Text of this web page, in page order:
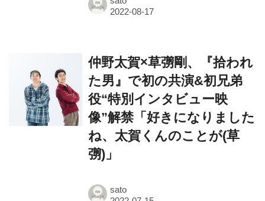
役“特別インタビュー映
像”解禁「好きになりました
ね、太賀くんのことが(草
彅)」
sato